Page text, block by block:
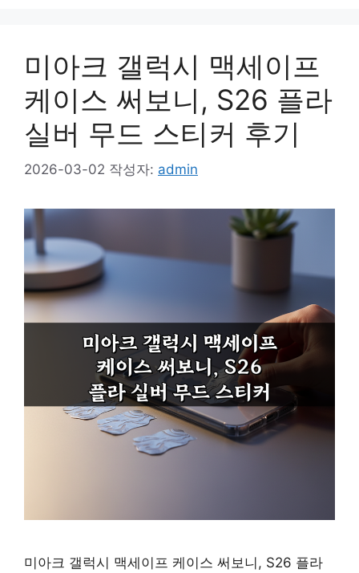
미아크 갤럭시 맥세이프
케이스 써보니, S26 플라
실버 무드 스티커 후기
2026-03-02 작성자: admin
미아크 갤럭시 맥세이프 케이스 써보니, S26 플라